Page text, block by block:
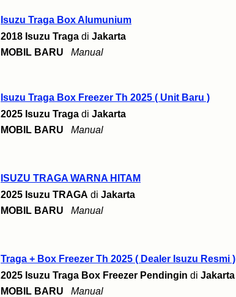
Isuzu Traga Box Alumunium
2018 Isuzu Traga di Jakarta
MOBIL BARU
Manual
Isuzu Traga Box Freezer Th 2025 ( Unit Baru )
2025 Isuzu Traga di Jakarta
MOBIL BARU
Manual
ISUZU TRAGA WARNA HITAM
2025 Isuzu TRAGA di Jakarta
MOBIL BARU
Manual
Traga + Box Freezer Th 2025 ( Dealer Isuzu Resmi )
2025 Isuzu Traga Box Freezer Pendingin di Jakarta
MOBIL BARU
Manual